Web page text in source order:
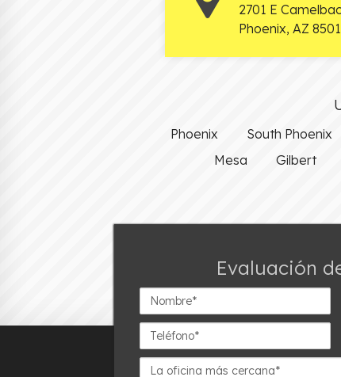
2701 E
Phoenix, AZ
Phoenix South Phoenix
Mesa
Gilbert
Evaluación
Nombre*
Teléfono*
La